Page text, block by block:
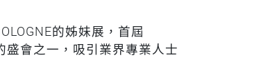
的姊妹展，首屆
盛會之一，吸引業界專業人士